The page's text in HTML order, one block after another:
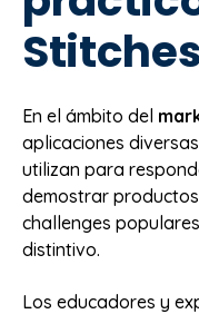
Stitches
En el ámbito del
aplicaciones
utilizan para
demostrar
challenges
distintivo.
Los educadores y